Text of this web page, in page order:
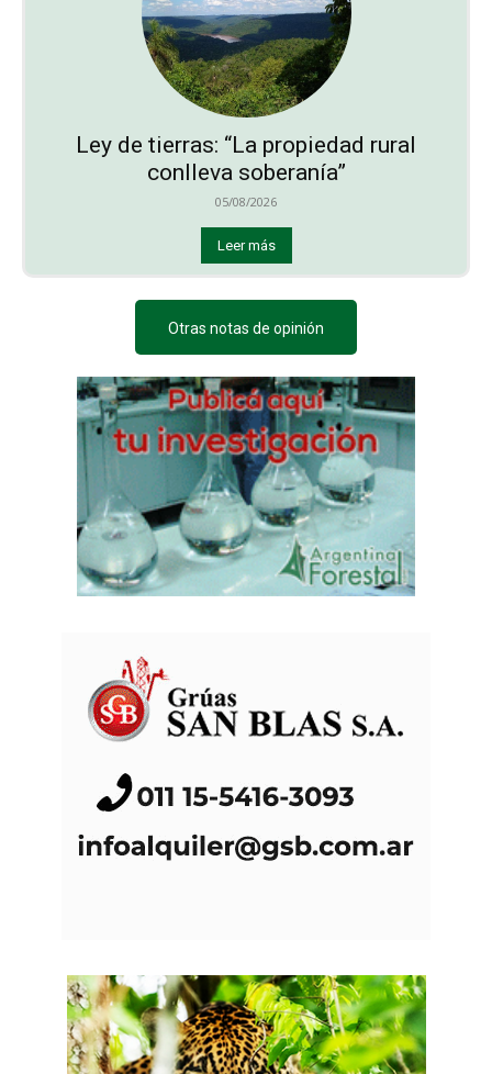
Ley de tierras: “La propiedad rural
conlleva soberanía”
05/08/2026
Leer más
Otras notas de opinión